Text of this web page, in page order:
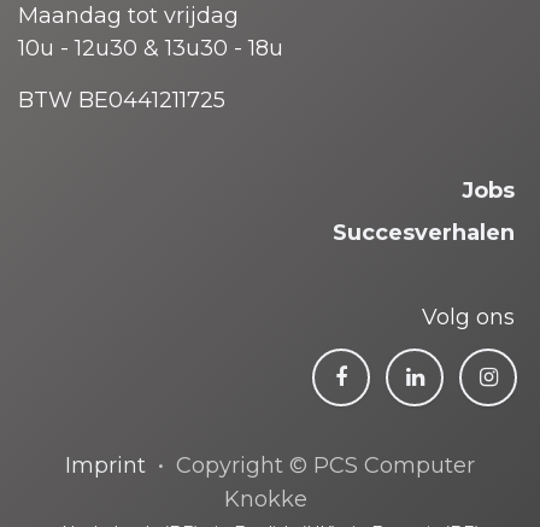
Maandag tot vrijdag
10u - 12u30 & 13u30 - 18u
BTW BE0441211725
Jobs
Succesverhalen
Volg ons
Imprint • Copyright © PCS Computer
Knokke